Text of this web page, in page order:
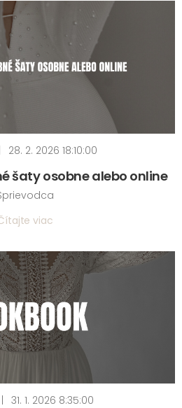
28. 2. 2026 18:10:00
šaty osobne alebo online
viac
31. 1. 2026 8:35:00